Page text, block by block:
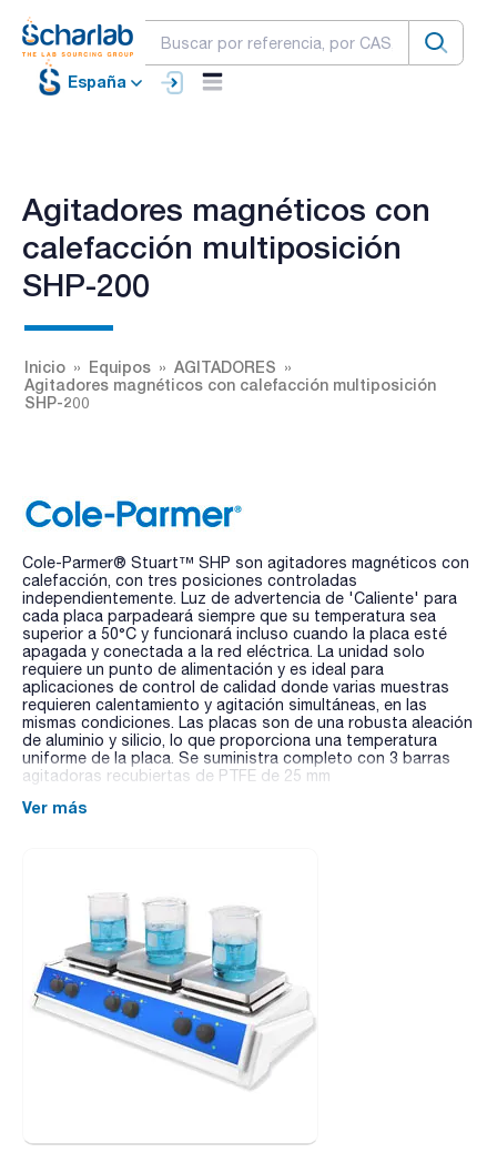
España
Agitadores magnéticos con
calefacción multiposición
SHP-200
Inicio Equipos
AGITADORES
Agitadores magnéticos con calefacción multiposición
SHP-200
Cole-Parmer® Stuart™ SHP son agitadores magnéticos con
calefacción, con tres posiciones controladas
independientemente. Luz de advertencia de 'Caliente' para
cada placa parpadeará siempre que su temperatura sea
superior a 50°C y funcionará incluso cuando la placa esté
apagada y conectada a la red eléctrica. La unidad solo
requiere un punto de alimentación y es ideal para
aplicaciones de control de calidad donde varias muestras
requieren calentamiento y agitación simultáneas, en las
mismas condiciones. Las placas son de una robusta aleación
de aluminio y silicio, lo que proporciona una temperatura
uniforme de la placa. Se suministra completo con 3 barras
agitadoras recubiertas de PTFE de 25 mm
Ver más